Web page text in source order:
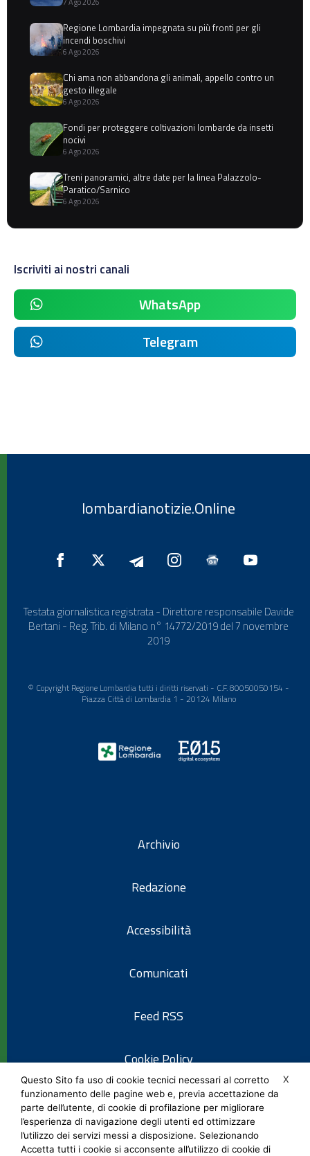
Regione Lombardia impegnata su più fronti per gli
incendi boschivi
6 Ago 2026
Chi ama non abbandona gli animali, appello contro un
gesto illegale
6 Ago 2026
Fondi per proteggere coltivazioni lombarde da insetti
nocivi
6 Ago 2026
Treni panoramici, altre date per la linea Palazzolo-
Paratico/Sarnico
6 Ago 2026
Iscriviti ai nostri canali
WhatsApp
Telegram
lombardianotizie.Online
Testata giornalistica registrata - Direttore responsabile Davide
Bertani - Reg. Trib. di Milano n° 14772/2019 del 7 novembre
2019
© Copyright Regione Lombardia tutti i diritti riservati - C.F. 80050050154 -
Piazza Città di Lombardia 1 - 20124 Milano
Archivio
Redazione
Accessibilità
Comunicati
Feed RSS
Cookie Policy
Informativa privacy
Note legali
X
Questo Sito fa uso di cookie tecnici necessari al corretto
funzionamento delle pagine web e, previa accettazione da
parte dell’utente, di cookie di profilazione per migliorare
l’esperienza di navigazione degli utenti ed ottimizzare
l’utilizzo dei servizi messi a disposizione. Selezionando
Accetta tutti i cookie si acconsente all’utilizzo di cookie di